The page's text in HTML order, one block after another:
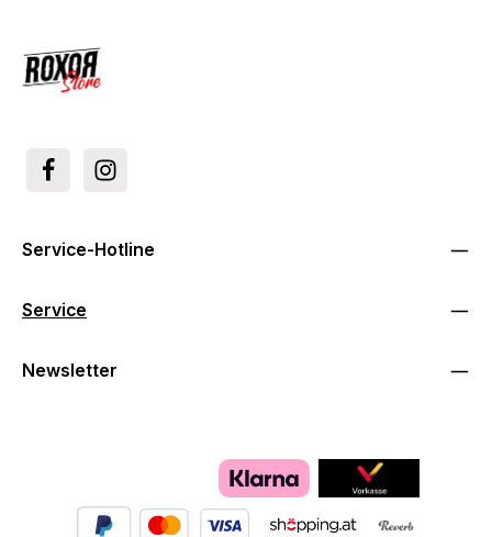
Service-Hotline
Service
Newsletter